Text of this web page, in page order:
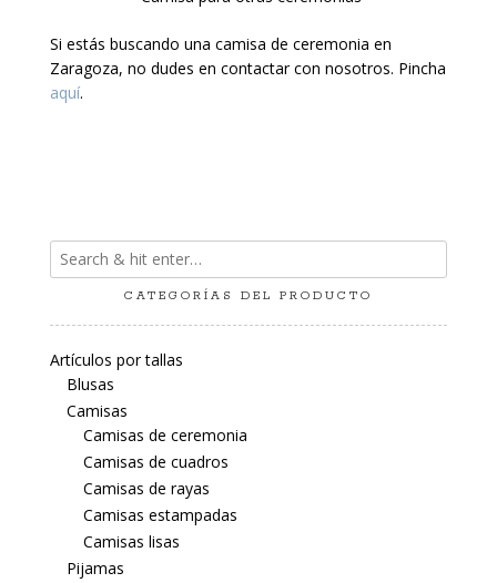
Si estás buscando una camisa de ceremonia en
Zaragoza, no dudes en contactar con nosotros. Pincha
aquí.
CATEGORÍAS DEL PRODUCTO
Artículos por tallas
Blusas
Camisas
Camisas de ceremonia
Camisas de cuadros
Camisas de rayas
Camisas estampadas
Camisas lisas
Pijamas